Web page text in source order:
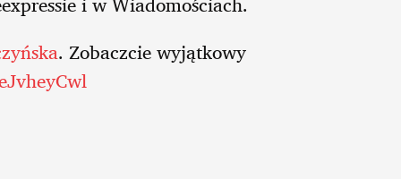
. Zobaczcie wyjątkowy